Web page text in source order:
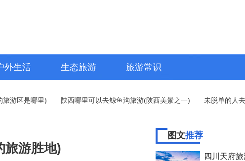
外生活 生态旅游 旅游常识
区是哪里) 陕西哪里可以去鲸鱼沟旅游(陕西美景之一) 未脱单的人去哪
旅游胜地)
图文推荐
四川天府